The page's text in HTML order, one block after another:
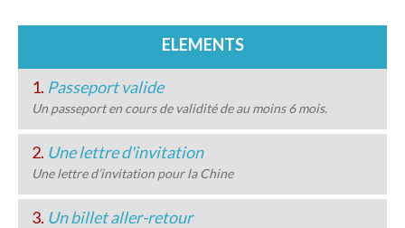
ELEMENTS
1. Passeport valide
Un passeport en cours de validité de au moins 6 mois.
2. Une lettre d'invitation
Une lettre d’invitation pour la Chine
3. Un billet aller-retour